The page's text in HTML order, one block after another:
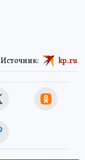
Источник: kp.ru